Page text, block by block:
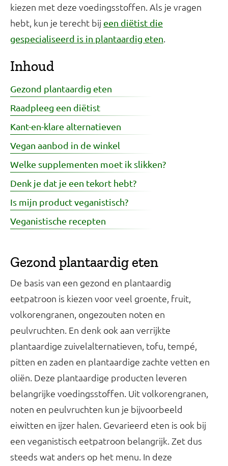
kiezen met deze voedingsstoffen. Als je vragen
hebt, kun je terecht bij een diëtist die
gespecialiseerd is in plantaardig eten.
Inhoud
Gezond plantaardig eten
Raadpleeg een diëtist
Kant-en-klare alternatieven
Vegan aanbod in de winkel
Welke supplementen moet ik slikken?
Denk je dat je een tekort hebt?
Is mijn product veganistisch?
Veganistische recepten
Gezond plantaardig eten
De basis van een gezond en plantaardig
eetpatroon is kiezen voor veel groente, fruit,
volkorengranen, ongezouten noten en
peulvruchten. En denk ook aan verrijkte
plantaardige zuivelalternatieven, tofu, tempé,
pitten en zaden en plantaardige zachte vetten en
oliën. Deze plantaardige producten leveren
belangrijke voedingsstoffen. Uit volkorengranen,
noten en peulvruchten kun je bijvoorbeeld
eiwitten en ijzer halen. Gevarieerd eten is ook bij
een veganistisch eetpatroon belangrijk. Zet dus
steeds wat anders op het menu. In deze